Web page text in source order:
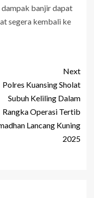
banjir dapat
segera kembali ke
Next
Polres Kuansing Sholat
Subuh Keliling Dalam
Rangka Operasi Tertib
Lancang Kuning
2025